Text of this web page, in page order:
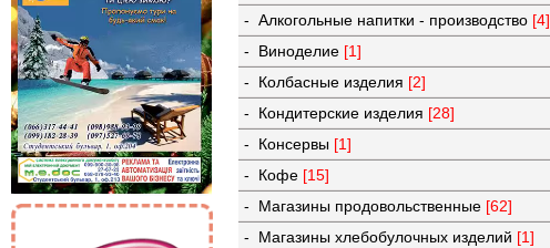
- Алкогольные напитки - производство [4]
- Виноделие [1]
- Колбасные изделия [2]
- Кондитерские изделия [28]
- Консервы [1]
- Кофе [15]
- Магазины продовольственные [62]
- Магазины хлебобулочных изделий [1]